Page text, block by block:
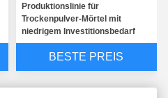
Produktionslinie für
Trockenpulver-Mörtel mit
niedrigem Investitionsbedarf
BESTE PREIS